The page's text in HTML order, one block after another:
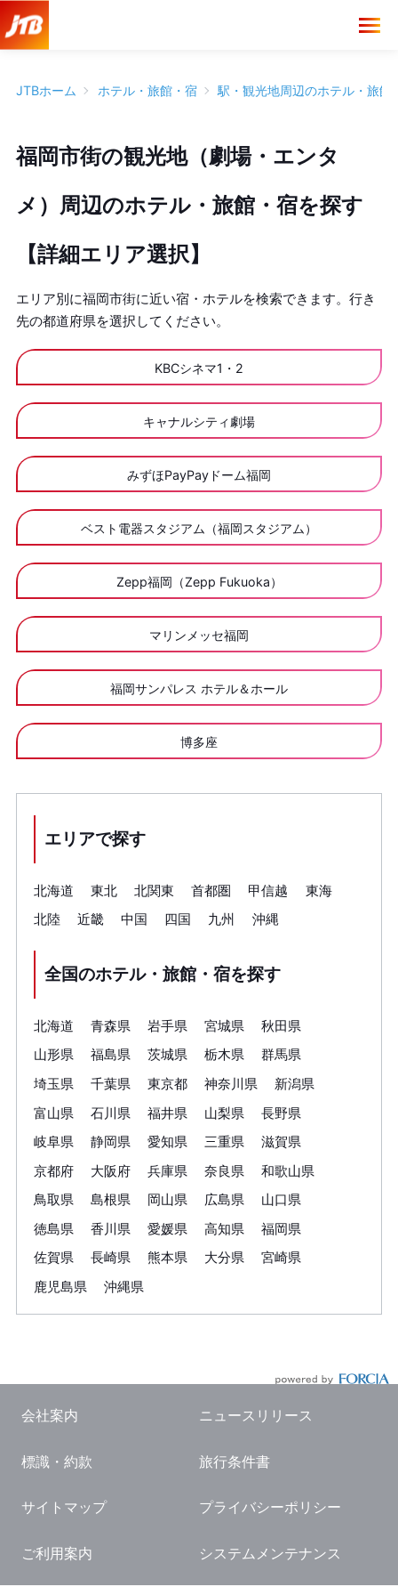
JTBホーム ホテル・旅館・宿 駅・観光地周辺のホテル・旅館
福岡市街の観光地（劇場・エンタ
メ）周辺のホテル・旅館・宿を探す
【詳細エリア選択】
エリア別に福岡市街に近い宿・ホテルを検索できます。行き
先の都道府県を選択してください。
KBCシネマ1・2
キャナルシティ劇場
みずほPayPayドーム福岡
ベスト電器スタジアム（福岡スタジアム）
Zepp福岡（Zepp Fukuoka）
マリンメッセ福岡
福岡サンパレス ホテル＆ホール
博多座
エリアで探す
北海道 東北 北関東 首都圏 甲信越
東海
北陸
近畿 中国 四国 九州 沖縄
全国のホテル・旅館・宿を探す
北海道 青森県 岩手県 宮城県
秋田県
山形県
福島県 茨城県 栃木県
群馬県
埼玉県
千葉県 東京都 神奈川県
新潟県
富山県
石川県 福井県 山梨県
長野県
岐阜県
静岡県 愛知県 三重県
滋賀県
京都府
大阪府 兵庫県 奈良県
和歌山県
鳥取県
島根県 岡山県 広島県
山口県
徳島県
香川県 愛媛県 高知県
福岡県
佐賀県
長崎県 熊本県 大分県
宮崎県
鹿児島県
沖縄県
会社案内 ニュースリリース
標識・約款 旅行条件書
サイトマップ プライバシーポリシー
ご利用案内 システムメンテナンス